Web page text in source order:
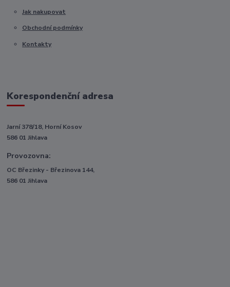
Jak nakupovat
Obchodní podmínky
Kontakty
Korespondenční adresa
Jarní 378/18, Horní Kosov
586 01 Jihlava
Provozovna:
OC Březinky - Březinova 144,
586 01 Jihlava